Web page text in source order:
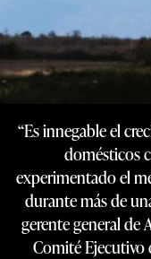
“Es innegable el
domésticos
experimentado el
durante más de
gerente general de
Comité Ejecutivo